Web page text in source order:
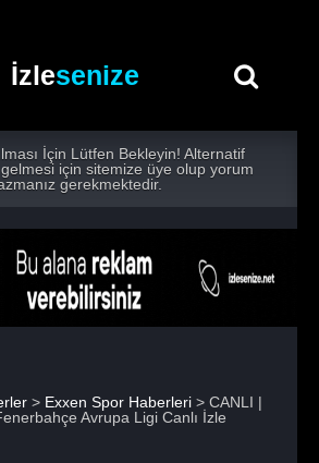
İzlesenize
İçin Lütfen Bekleyin! Alternatif
için sitemize üye olup yorum
gerekmektedir.
> Exxen Spor Haberleri > CANLI |
Avrupa Ligi Canlı İzle